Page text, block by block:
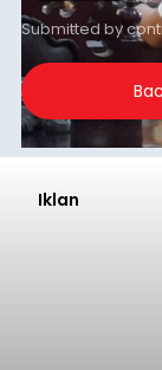
Submitted by
Iklan